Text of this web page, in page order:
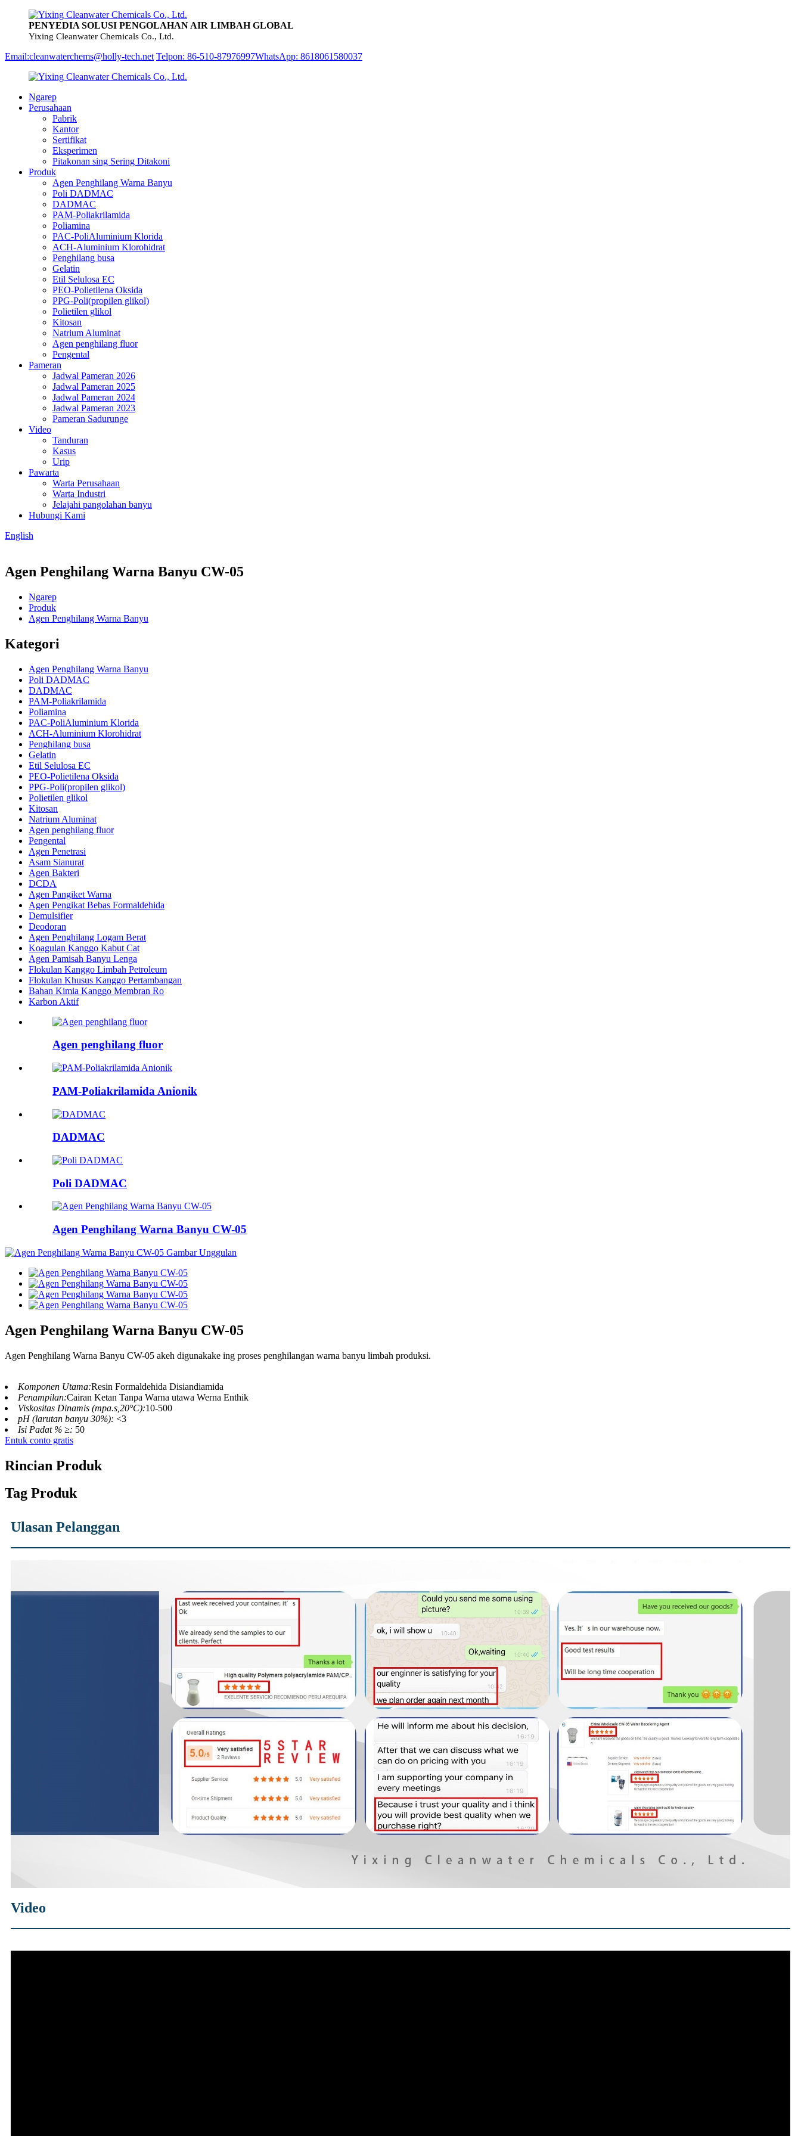
PENYEDIA SOLUSI PENGOLAHAN AIR LIMBAH GLOBAL
Yixing Cleanwater Chemicals Co., Ltd.
Email:cleanwaterchems@holly-tech.net Telpon: 86-510-87976997WhatsApp: 8618061580037
Ngarep
Perusahaan
Pabrik
Kantor
Sertifikat
Eksperimen
Pitakonan sing Sering Ditakoni
Produk
Agen Penghilang Warna Banyu
Poli DADMAC
DADMAC
PAM-Poliakrilamida
Poliamina
PAC-PoliAluminium Klorida
ACH-Aluminium Klorohidrat
Penghilang busa
Gelatin
Etil Selulosa EC
PEO-Polietilena Oksida
PPG-Poli(propilen glikol)
Polietilen glikol
Kitosan
Natrium Aluminat
Agen penghilang fluor
Pengental
Pameran
Jadwal Pameran 2026
Jadwal Pameran 2025
Jadwal Pameran 2024
Jadwal Pameran 2023
Pameran Sadurunge
Video
Tanduran
Kasus
Urip
Pawarta
Warta Perusahaan
Warta Industri
Jelajahi pangolahan banyu
Hubungi Kami
English
Agen Penghilang Warna Banyu CW-05
Ngarep
Produk
Agen Penghilang Warna Banyu
Kategori
Agen Penghilang Warna Banyu
Poli DADMAC
DADMAC
PAM-Poliakrilamida
Poliamina
PAC-PoliAluminium Klorida
ACH-Aluminium Klorohidrat
Penghilang busa
Gelatin
Etil Selulosa EC
PEO-Polietilena Oksida
PPG-Poli(propilen glikol)
Polietilen glikol
Kitosan
Natrium Aluminat
Agen penghilang fluor
Pengental
Agen Penetrasi
Asam Sianurat
Agen Bakteri
DCDA
Agen Pangiket Warna
Agen Pengikat Bebas Formaldehida
Demulsifier
Deodoran
Agen Penghilang Logam Berat
Koagulan Kanggo Kabut Cat
Agen Pamisah Banyu Lenga
Flokulan Kanggo Limbah Petroleum
Flokulan Khusus Kanggo Pertambangan
Bahan Kimia Kanggo Membran Ro
Karbon Aktif
Agen penghilang fluor
PAM-Poliakrilamida Anionik
DADMAC
Poli DADMAC
Agen Penghilang Warna Banyu CW-05
Agen Penghilang Warna Banyu CW-05
Agen Penghilang Warna Banyu CW-05 akeh digunakake ing proses penghilangan warna banyu limbah produksi.
Komponen Utama:Resin Formaldehida Disiandiamida
Penampilan:Cairan Ketan Tanpa Warna utawa Werna Enthik
Viskositas Dinamis (mpa.s,20°C):10-500
pH (larutan banyu 30%): <3
Isi Padat % ≥: 50
Entuk conto gratis
Rincian Produk
Tag Produk
Ulasan Pelanggan
Video